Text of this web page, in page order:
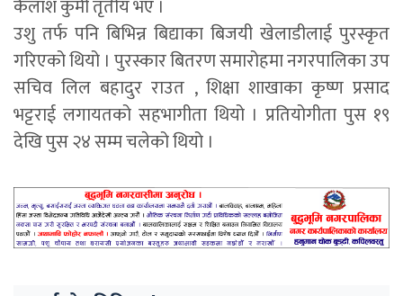
कैलाश कुर्मी तृतीय भए ।
उशु तर्फ पनि बिभिन्न बिद्याका बिजयी खेलाडीलाई पुरस्कृत
गरिएको थियो । पुरस्कार बितरण समारोहमा नगरपालिका उप
सचिव लिल बहादुर राउत , शिक्षा शाखाका कृष्ण प्रसाद
भट्टराई लगायतको सहभागीता थियो । प्रतियोगीता पुस १९
देखि पुस २४ सम्म चलेको थियो ।